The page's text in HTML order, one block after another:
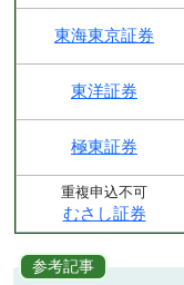
東海東京証券
東洋証券
極東証券
重複申込不可
むさし証券
参考記事